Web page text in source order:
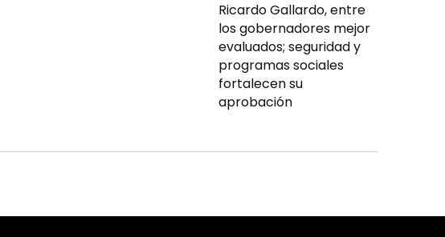
Ricardo Gallardo, entre
los gobernadores mejor
evaluados; seguridad y
programas sociales
fortalecen su
aprobación